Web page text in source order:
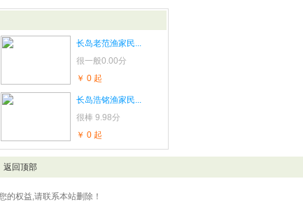
长岛老范渔家民...
很一般0.00分
￥ 0 起
长岛浩铭渔家民...
很棒 9.98分
￥ 0 起
返回顶部
的权益,请联系本站删除！